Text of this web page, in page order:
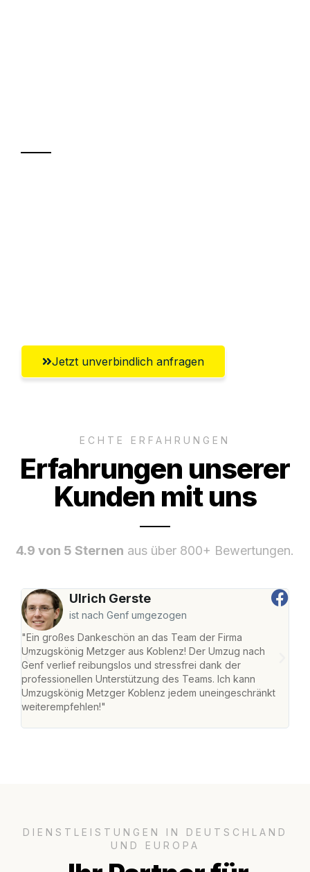
Jetzt unverbindlich anfragen
ECHTE ERFAHRUNGEN
Erfahrungen unserer
Kunden mit uns
4.9 von 5 Sternen aus über 800+ Bewertungen.
Ulrich Gerste
ist nach Genf umgezogen
"Ein großes Dankeschön an das Team der Firma
Umzugskönig Metzger aus Koblenz! Der Umzug nach
Genf verlief reibungslos und stressfrei dank der
professionellen Unterstützung des Teams. Ich kann
Umzugskönig Metzger Koblenz jedem uneingeschränkt
weiterempfehlen!"
DIENSTLEISTUNGEN IN DEUTSCHLAND
UND EUROPA